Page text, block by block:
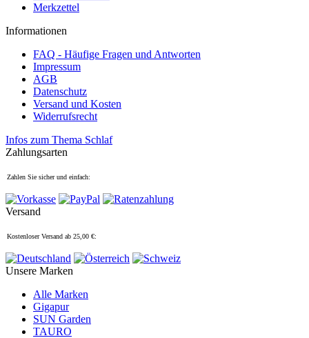
Merkzettel
Informationen
FAQ - Häufige Fragen und Antworten
Impressum
AGB
Datenschutz
Versand und Kosten
Widerrufsrecht
Infos zum Thema Schlaf
Zahlungsarten
Zahlen Sie sicher und einfach:
Versand
Kostenloser Versand ab 25,00 €:
Unsere Marken
Alle Marken
Gigapur
SUN Garden
TAURO